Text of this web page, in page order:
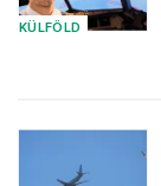
KÜLFÖLD